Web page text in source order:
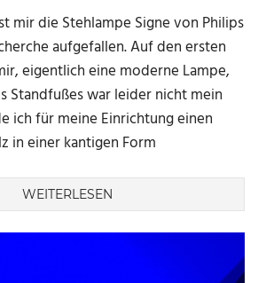
mir die Stehlampe Signe von Philips
aufgefallen. Auf den ersten
eigentlich eine moderne Lampe,
Standfußes war leider nicht mein
ich für meine Einrichtung einen
in einer kantigen Form
WEITERLESEN